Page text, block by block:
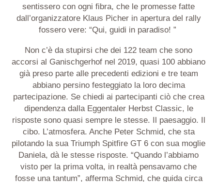
sentissero con ogni fibra, che le promesse fatte
dall’organizzatore Klaus Picher in apertura del rally
fossero vere: “Qui, guidi in paradiso! ”
Non c’è da stupirsi che dei 122 team che sono
accorsi al Ganischgerhof nel 2019, quasi 100 abbiano
già preso parte alle precedenti edizioni e tre team
abbiano persino festeggiato la loro decima
partecipazione. Se chiedi ai partecipanti ciò che crea
dipendenza dalla Eggentaler Herbst Classic, le
risposte sono quasi sempre le stesse. Il paesaggio. Il
cibo. L’atmosfera. Anche Peter Schmid, che sta
pilotando la sua Triumph Spitfire GT 6 con sua moglie
Daniela, dà le stesse risposte. “Quando l’abbiamo
visto per la prima volta, in realtà pensavamo che
fosse una tantum”, afferma Schmid, che guida circa